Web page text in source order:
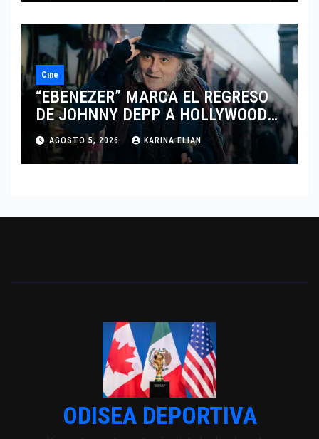
Cine
“EBENEZER” MARCA EL REGRESO
DE JOHNNY DEPP A HOLLYWOOD
TRAS SU PASO POR EL CINE
INDEPENDIENTE EUROPEO
AGOSTO 5, 2026 KARINA ELIAN
ODISEA DEPORTIVA